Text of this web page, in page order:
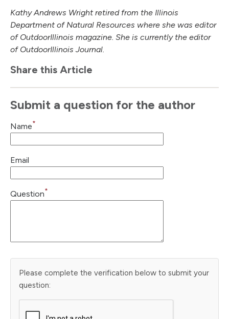
Kathy Andrews Wright retired from the Illinois
Department of Natural Resources where she was editor
of OutdoorIllinois magazine. She is currently the editor
of OutdoorIllinois Journal.
Share this Article
Submit a question for the author
Name*
Email
Question*
Please complete the verification below to submit your
question: